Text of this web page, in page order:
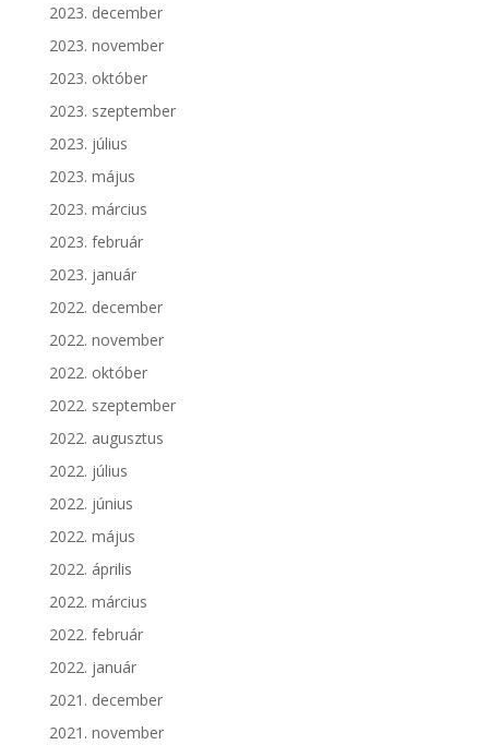
2023. december
2023. november
2023. október
2023. szeptember
2023. július
2023. május
2023. március
2023. február
2023. január
2022. december
2022. november
2022. október
2022. szeptember
2022. augusztus
2022. július
2022. június
2022. május
2022. április
2022. március
2022. február
2022. január
2021. december
2021. november